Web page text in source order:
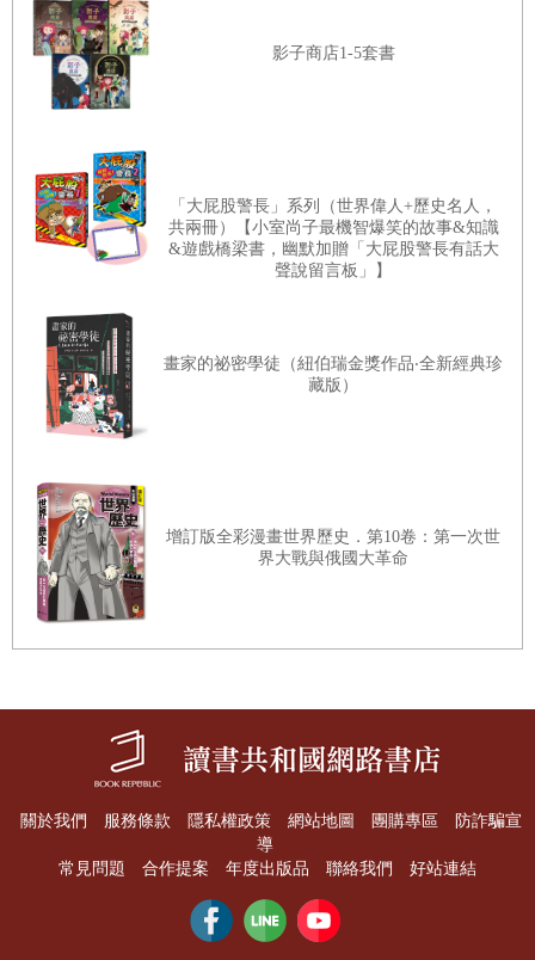
影子商店1-5套書
「大屁股警長」系列（世界偉人+歷史名人，
共兩冊）【小室尚子最機智爆笑的故事&知識
&遊戲橋梁書，幽默加贈「大屁股警長有話大
聲說留言板」】
畫家的祕密學徒（紐伯瑞金獎作品‧全新經典珍
藏版）
增訂版全彩漫畫世界歷史．第10卷：第一次世
界大戰與俄國大革命
關於我們 服務條款 隱私權政策 網站地圖 團購專區
防詐騙宣
導
常見問題
合作提案 年度出版品 聯絡我們 好站連結